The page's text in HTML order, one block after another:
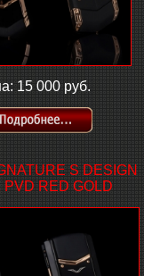
15 000 руб.
S DESIGN
PVD RED GOLD